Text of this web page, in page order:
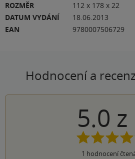
ROZMĚR
112 x 178 x 22
DATUM VYDÁNÍ
18.06.2013
EAN
9780007506729
Hodnocení a
5.0 z
1 hodnocení